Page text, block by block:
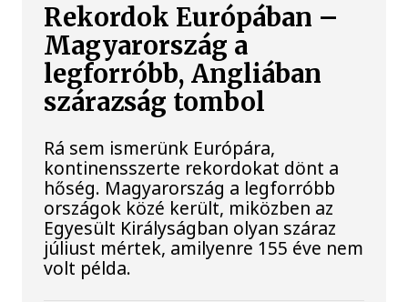
Rekordok Európában –
Magyarország a
legforróbb, Angliában
szárazság tombol
Rá sem ismerünk Európára,
kontinensszerte rekordokat dönt a
hőség. Magyarország a legforróbb
országok közé került, miközben az
Egyesült Királyságban olyan száraz
júliust mértek, amilyenre 155 éve nem
volt példa.